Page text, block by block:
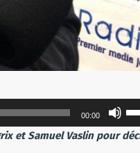
00:00
les
et Samuel Vaslin pour